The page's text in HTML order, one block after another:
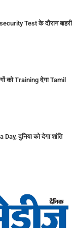
Test के दौरान बाहरी
को Training देगा Tamil
दुनिया को देगा शांति